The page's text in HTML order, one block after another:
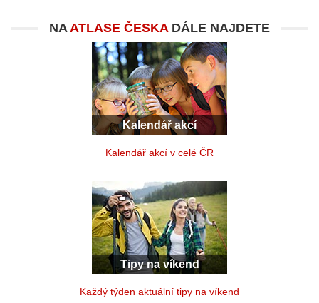
NAATLASE ČESKADÁLE NAJDETE
Kalendář akcí
Kalendář akcí v celé ČR
Tipy na víkend
Každý týden aktuální tipy na víkend